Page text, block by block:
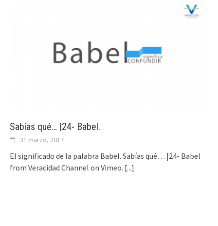
Sabías qué… |24- Babel.
31 marzo, 2017
El significado de la palabra Babel. Sabías qué… |24- Babel
from Veracidad Channel on Vimeo. [...]